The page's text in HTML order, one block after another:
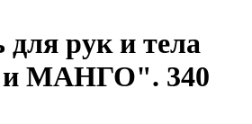
для рук и тела
МАНГО". 340